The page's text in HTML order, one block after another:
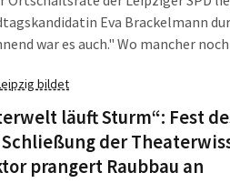
Eva Brackelmann
war es auch." Wo mancher
an diesem 8. Februar und
Listenhobbing hier, zu wenige
Feststellung, dass die interne
und Stadtvorstand noch nicht
bildet
läuft Sturm“: Fest
Schließung der
prangert Raubbau an